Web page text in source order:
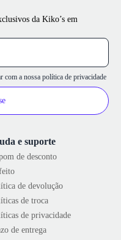
e suporte
de desconto
de devolução
de troca
de privacidade
de entrega
da Kiko’s em
com a nossa política de privacidade